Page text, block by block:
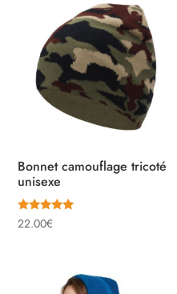
Bonnet camouflage tricoté
unisexe
Note
4.83
22.00€